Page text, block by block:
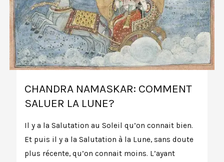
CHANDRA NAMASKAR: COMMENT
SALUER LA LUNE?
Il y a la Salutation au Soleil qu’on connait bien.
Et puis il y a la Salutation à la Lune, sans doute
plus récente, qu’on connait moins. L’ayant